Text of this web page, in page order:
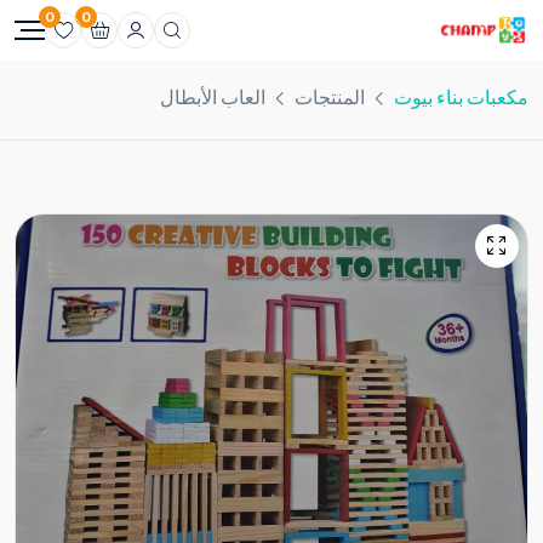
0
0
مكعبات بناء بيوت المنتجات العاب الأبطال